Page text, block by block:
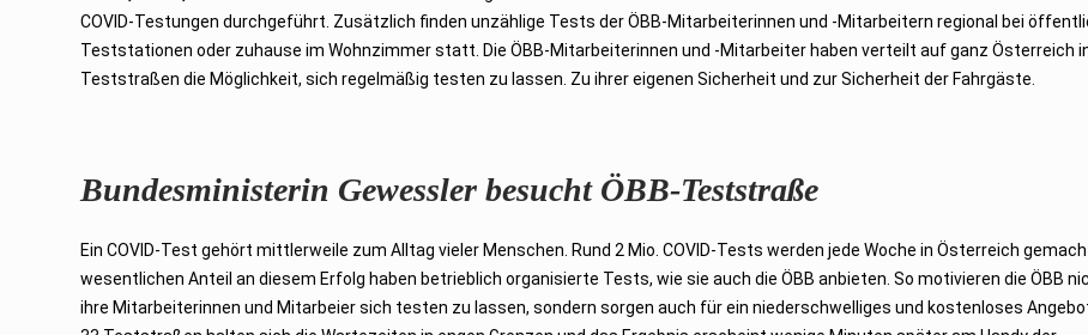
2
COVID-Testungen durchgeführt. Zusätzlich finden unzählige Tests der ÖBB-Mitarbeiterinnen und -Mitarbeitern regional bei
Teststationen oder zuhause im Wohnzimmer statt. Die ÖBB-Mitarbeiterinnen und -Mitarbeiter haben verteilt auf ganz Österreich
Teststraßen die Möglichkeit, sich regelmäßig testen zu lassen. Zu ihrer eigenen Sicherheit und zur Sicherheit der Fahrgäste.
Bundesministerin Gewessler besucht ÖBB-Teststraße
Ein COVID-Test gehört mittlerweile zum Alltag vieler Menschen. Rund 2 Mio. COVID-Tests werden jede Woche in Österreich
wesentlichen Anteil an diesem Erfolg haben betrieblich organisierte Tests, wie sie auch die ÖBB anbieten. So motivieren die ÖBB
ihre Mitarbeiterinnen und Mitarbeier sich testen zu lassen, sondern sorgen auch für ein niederschwelliges und kostenloses